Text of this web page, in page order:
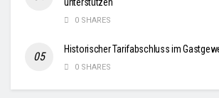
unterstützen
0 SHARES
Historischer Tarifabschluss im
0 SHARES